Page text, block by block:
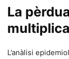
La
L’anàlisi